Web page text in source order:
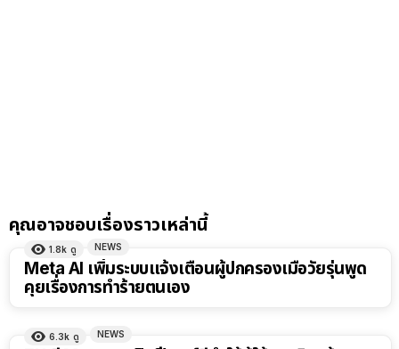
คุณอาจชอบเรื่องราวเหล่านี้
1.8k ดู NEWS
Meta AI เพิ่มระบบแจ้งเตือนผู้ปกครองเมื่อวัยรุ่นพูด
คุยเรื่องการทำร้ายตนเอง
6.3k ดู NEWS